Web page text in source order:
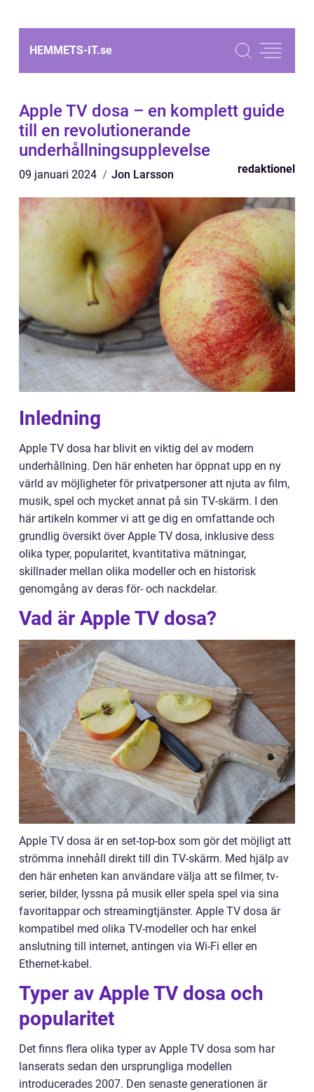
HEMMETS-IT.se
Apple TV dosa – en komplett guide
till en revolutionerande
underhållningsupplevelse
09 januari 2024 Jon Larsson redaktionel
Inledning
Apple TV dosa har blivit en viktig del av modern
underhållning. Den här enheten har öppnat upp en ny
värld av möjligheter för privatpersoner att njuta av film,
musik, spel och mycket annat på sin TV-skärm. I den
här artikeln kommer vi att ge dig en omfattande och
grundlig översikt över Apple TV dosa, inklusive dess
olika typer, popularitet, kvantitativa mätningar,
skillnader mellan olika modeller och en historisk
genomgång av deras för- och nackdelar.
Vad är Apple TV dosa?
Apple TV dosa är en set-top-box som gör det möjligt att
strömma innehåll direkt till din TV-skärm. Med hjälp av
den här enheten kan användare välja att se filmer, tv-
serier, bilder, lyssna på musik eller spela spel via sina
favoritappar och streamingtjänster. Apple TV dosa är
kompatibel med olika TV-modeller och har enkel
anslutning till internet, antingen via Wi-Fi eller en
Ethernet-kabel.
Typer av Apple TV dosa och
popularitet
Det finns flera olika typer av Apple TV dosa som har
lanserats sedan den ursprungliga modellen
introducerades 2007. Den senaste generationen är